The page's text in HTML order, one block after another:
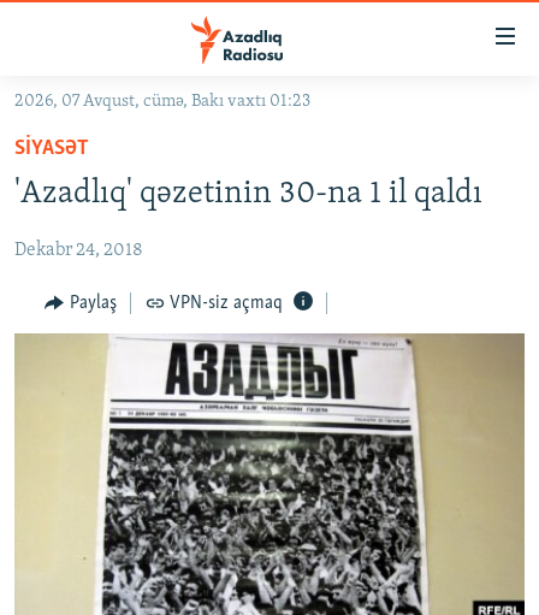
Əsas
qayıt
Əsas
qayıt
GÜNDƏM
#İZAHLA
KORRUPSIOMETR
#ƏSLINDƏ
FƏRQƏ BAX
QANUNI DOĞRU
ARAŞDIRMA
MULTIMEDIA
FOTOQALEREYA
İNFOQRAFIKA
KARIKATURA
RADIO ARXIV
AZƏRBAYCAN ƏDƏBIYYATI KITABXANASI
İSLAM VƏ DEMOKRATIYA
HAQQIMIZDA
MISSIYAMIZ
PEŞƏ ETIKASI VƏ JURNALISTIKA STANDARTLARIMIZ
2026, 07 Avqust, cümə, Bakı vaxtı 01:23
SIYASƏT
'Azadlıq' qəzetinin 30-na 1 il qaldı
Dekabr 24, 2018
Paylaş VPN-siz açmaq